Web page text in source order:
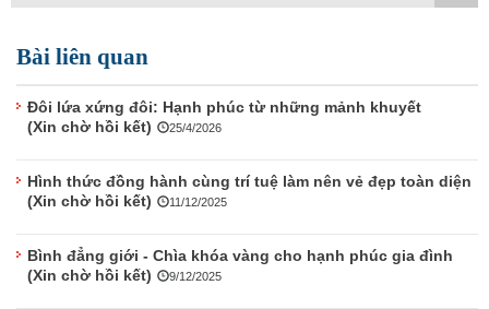
Bài liên quan
Đôi lứa xứng đôi: Hạnh phúc từ những mảnh khuyết
(Xin chờ hồi kết)
25/4/2026
Hình thức đồng hành cùng trí tuệ làm nên vẻ đẹp toàn diện
(Xin chờ hồi kết)
11/12/2025
Bình đẳng giới - Chìa khóa vàng cho hạnh phúc gia đình
(Xin chờ hồi kết)
9/12/2025